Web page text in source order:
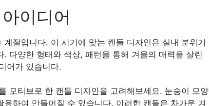
이디어
절입니다. 이 시기에 맞는 캔들 디자인은 실내 분위기
다양한 형태와 색상, 패턴을 통해 겨울의 매력을 살린
어가 있습니다.
모티브로 한 캔들 디자인을 고려해보세요. 눈송이 모양
하여 만들어질 수 있습니다. 이러한 캔들은 차가운 겨